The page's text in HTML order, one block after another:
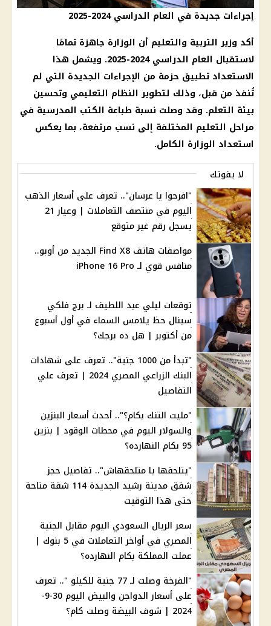
إجراءات جديدة في العام الدراسي 2024-2025
أكد وزير التربية والتعليم أن الوزارة جاهزة تمامًا
لاستقبال العام الدراسي 2024-2025. ويشمل هذا
الاستعداد تطبيق حزمة من الإجراءات الجديدة التي لم
تُنفذ من قبل، وذلك لتطوير النظام التعليمي وتحسين
بيئة التعلم. وقد وصلت نسبة طباعة الكتب المدرسية في
مراحل التعليم المختلفة إلى نسب مرتفعة، بما يعكس
استعداد الوزارة الكامل.
لا يفوتك
"افرحوا يا عرسان".. تعرف على أسعار الذهب
اليوم في منتصف التعاملات | وعيار 21
يسجل رقم غير متوقع
مواصفات هاتف Find X8 الجديد من أوبو..
منافس قوي لـ iPhone 16 Pro
توقعات ليلي عبد اللطيف لـ برج فلكي
سينال حظ يلامس السماء في أول أسبوع
من أكتوبر | هل ده برجك؟
"تبدأ من 1000 جنية".. تعرف على شهادات
البنك الزراعي المصري 2024 | تعرف علي
التفاصيل
"مليت التنك بكام؟".. أحدث أسعار البنزين
والسولار اليوم في محطات الوقود | بنزين
95 بكام النهارده؟
"يتلحقها يا متلحقهاش".. تفاصيل حجز
شقق مدينة رشيد الجديدة 114 شقة متاحة
حتى هذا التوقيت
سعر الريال السعودي اليوم مقابل الجنية
المصري في أواخر التعاملات في 5 بنوك |
عملت المملكة بكام النهارده؟
"الفرخة وصلت لـ 77 جنية للكيلو ".. تعرف
على أسعار الدواجن والبيض اليوم 30-9-
2024 | شوف البيضة وصلت كام؟